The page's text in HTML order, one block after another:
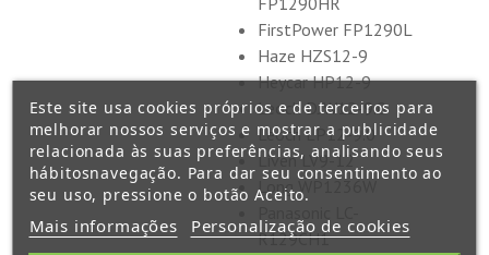
FirstPower FP1290L
Haze HZS12-9
Heycar HP12-9
Leoch DJW12-9.0
Leoch LP12-9.0
Liven LV9-12
Long WP1236W
R129CH1
Este site usa cookies próprios e de terceiros para
melhorar nossos serviços e mostrar a publicidade
relacionada às suas preferências, analisando seus
hábitosnavegação. Para dar seu consentimento ao
seu uso, pressione o botão Aceito.
Mais informações Personalização de cookies